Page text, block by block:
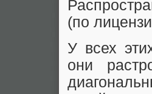
(по
У всех
они